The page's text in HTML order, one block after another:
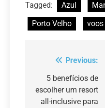
Tagged: Azul
Porto Velho
voos
Navegação
de
Post
Previous:
5 benefícios de
escolher um resort
all-inclusive para